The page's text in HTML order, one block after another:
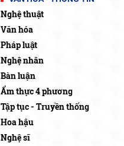
Nghệ thuật
Văn hóa
Pháp luật
Nghệ nhân
Bàn luận
Ẩm thực 4 phương
Tập tục - Truyền thống
Hoa hậu
Nghệ sĩ